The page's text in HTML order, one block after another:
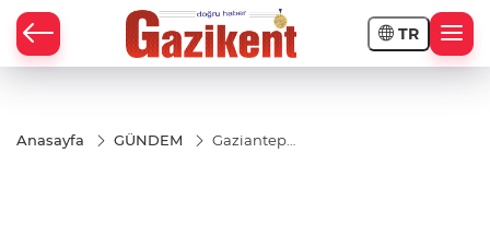
TR
Anasayfa GÜNDEM
Gaziantep